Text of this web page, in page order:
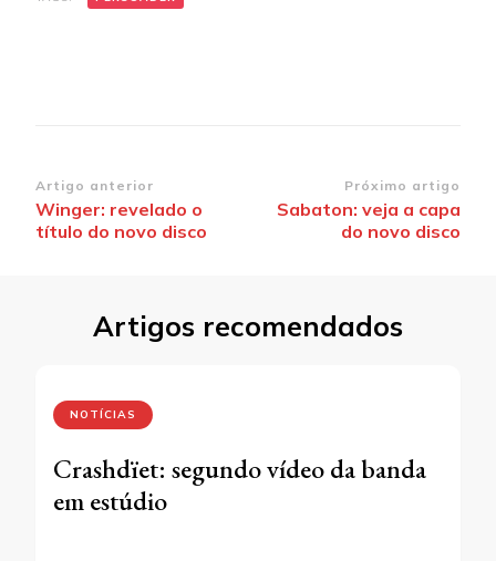
Navegação
de
Artigo anterior
Winger: revelado o
título do novo disco
Próximo artigo
Sabaton: veja a capa
do novo disco
Artigos recomendados
NOTÍCIAS
Crashdïet: segundo vídeo da banda
em estúdio